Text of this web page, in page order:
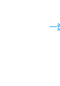
一